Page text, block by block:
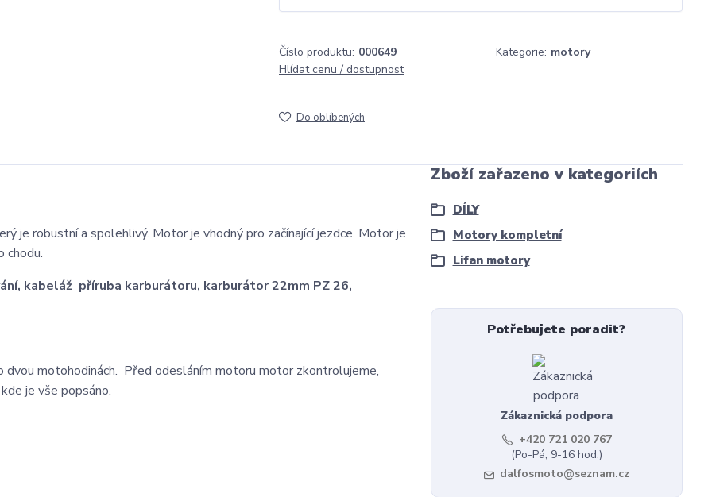
Číslo produktu: 000649 Kategorie: motory
Hlídat cenu / dostupnost
Do oblíbených
je robustní a spolehlivý. Motor je vhodný pro začínající jezdce. Motor je
chodu.
kabeláž příruba karburátoru, karburátor 22mm PZ 26,
motohodinách. Před odesláním motoru motor zkontrolujeme,
je vše popsáno.
Zboží zařazeno v kategoriích
DÍLY
Motory kompletní
Lifan motory
Potřebujete poradit?
Zákaznická podpora
+420 721 020 767
(Po-Pá, 9-16 hod.)
dalfosmoto@seznam.cz